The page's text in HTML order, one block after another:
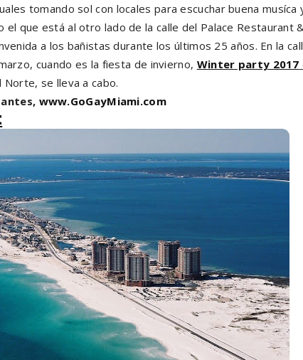
tomando sol con locales para escuchar buena musíca
que está al otro lado de la calle del Palace Restaurant
a los bañistas durante los últimos 25 años. En la
cuando es la fiesta de invierno, Winter party 2017
se lleva a cabo.
www.GoGayMiami.com